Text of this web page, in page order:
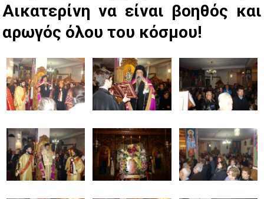
Αικατερίνη να είναι βοηθός και
αρωγός όλου του κόσμου!